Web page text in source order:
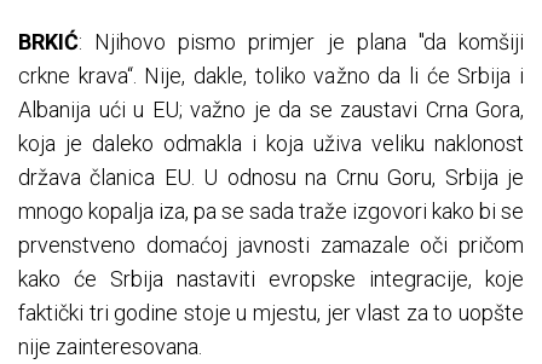
BRKIĆ: Njihovo pismo primjer je plana "da komšiji
crkne krava“. Nije, dakle, toliko važno da li će Srbija i
Albanija ući u EU; važno je da se zaustavi Crna Gora,
koja je daleko odmakla i koja uživa veliku naklonost
država članica EU. U odnosu na Crnu Goru, Srbija je
mnogo kopalja iza, pa se sada traže izgovori kako bi se
prvenstveno domaćoj javnosti zamazale oči pričom
kako će Srbija nastaviti evropske integracije, koje
faktički tri godine stoje u mjestu, jer vlast za to uopšte
nije zainteresovana.